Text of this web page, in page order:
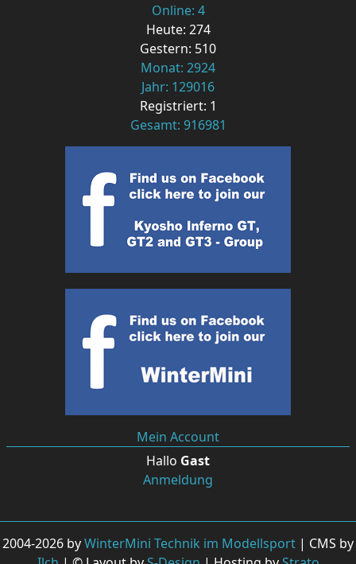
Online: 4
Heute: 274
Gestern: 510
Monat: 2924
Jahr: 129016
Registriert: 1
Gesamt: 916981
Mein Account
Hallo Gast
Anmeldung
2004-2026 byWinterMini Technik im Modellsport | CMS by